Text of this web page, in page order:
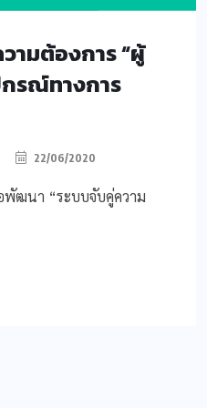
มต้องการ “ผู้
กรณ์ทางการ
22/06/2020
พัฒนา “ระบบจับคู่ความ